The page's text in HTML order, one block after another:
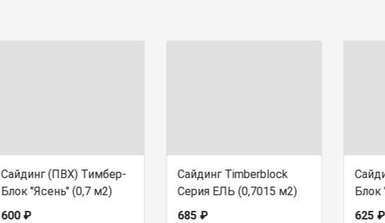
Сайдинг (ПВХ) Тимбер-
Блок "Ясень" (0,7 м2)
600 ₽
Сайдинг Timberblock
Серия ЕЛЬ (0,7015 м2)
685 ₽
Блок
625 ₽